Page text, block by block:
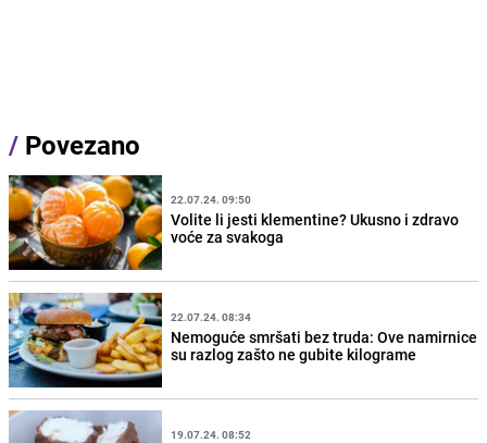
/ Povezano
22.07.24. 09:50
Volite li jesti klementine? Ukusno i zdravo
voće za svakoga
22.07.24. 08:34
Nemoguće smršati bez truda: Ove namirnice
su razlog zašto ne gubite kilograme
19.07.24. 08:52